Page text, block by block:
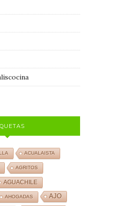
ACUALAISTA
AGRITOS
AGUACHILE
AHOGADAS AJO